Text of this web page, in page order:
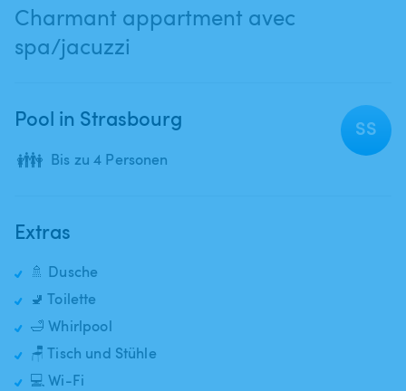
Charmant appartment avec
spa/jacuzzi
Pool in Strasbourg
👪 Bis zu 4 Personen
SS
Extras
🚿 Dusche
🚽 Toilette
🛁 Whirlpool
🪑 Tisch und Stühle
💻 Wi-Fi